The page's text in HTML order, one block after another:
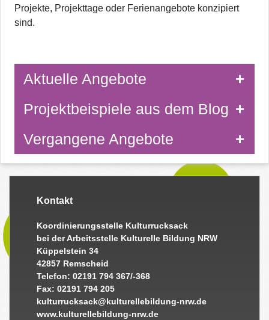
Projekte, Projekttage oder Ferienangebote konzipiert
sind.
Aktuelle Angebote
Projektbeispiele aus dem Blog
Vergangene Angebote
Kontakt
Koordinierungsstelle Kulturrucksack
bei der Arbeitsstelle Kulturelle Bildung NRW
Küppelstein 34
42857 Remscheid
Telefon: 02191 794 367/-368
Fax: 02191 794 205
kulturrucksack@kulturellebildung-nrw.de
www.kulturellebildung-nrw.de